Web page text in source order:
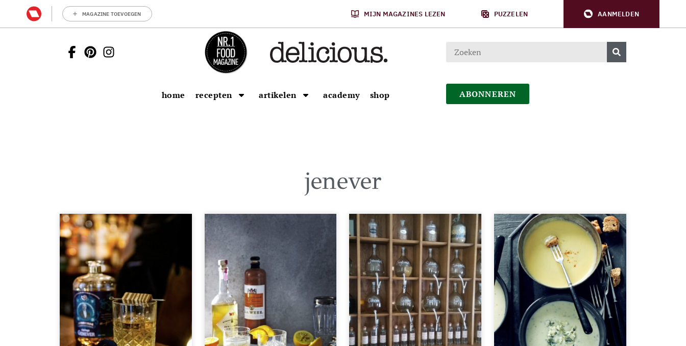
MAGAZINE TOEVOEGEN MIJN MAGAZINES LEZEN PUZZELEN AANMELDEN
home recepten artikelen academy shop ABONNEREN
jenever